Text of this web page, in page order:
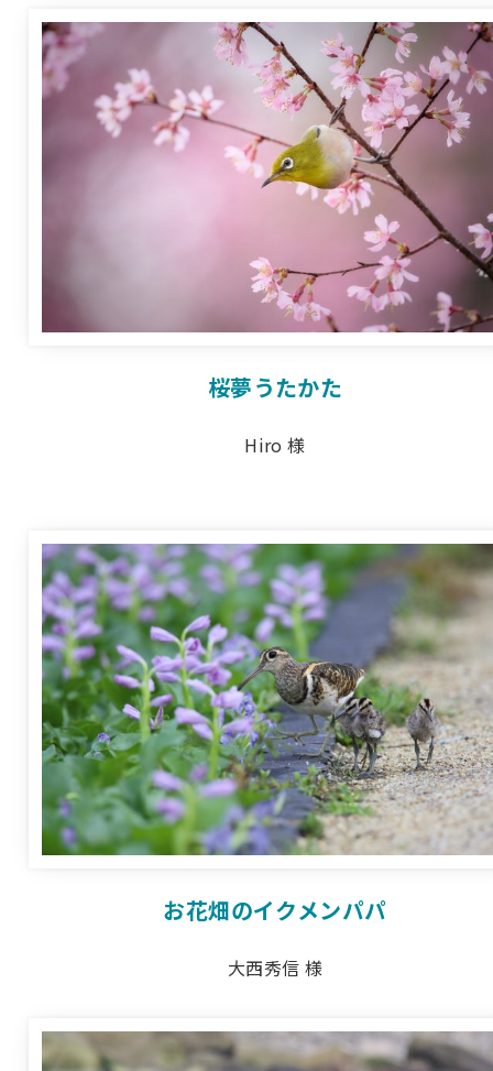
桜夢うたかた
Hiro 様
お花畑のイクメンパパ
大西秀信 様